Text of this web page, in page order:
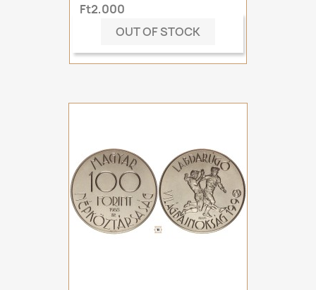
Ft2,000
OUT OF STOCK